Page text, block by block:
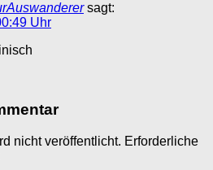
sagt:
Uhr
nicht veröffentlicht. Erforderliche